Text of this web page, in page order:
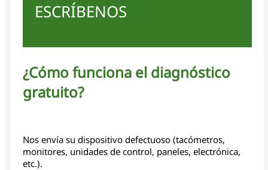
ESCRÍBENOS
¿Cómo funciona el diagnóstico
gratuito?
Nos envía su dispositivo defectuoso (tacómetros,
monitores, unidades de control, paneles, electrónica,
etc.).